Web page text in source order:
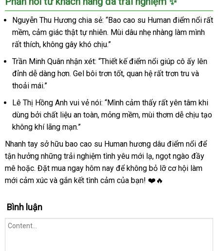
Nguyễn Thu Hương chia sẻ: “Bao cao su Human điểm nổi rất
mềm, cảm giác thật tự nhiên. Mùi dâu nhẹ nhàng làm mình
rất thích, không gây khó chịu.”
Trần Minh Quân nhận xét: “Thiết kế điểm nổi giúp cô ấy lên
đỉnh dễ dàng hơn. Gel bôi trơn tốt, quan hệ rất trơn tru và
thoải mái.”
Lê Thị Hồng Anh vui vẻ nói: “Mình cảm thấy rất yên tâm khi
dùng bởi chất liệu an toàn, mỏng mềm, mùi thơm dễ chịu tạo
không khí lãng mạn.”
Nhanh tay sở hữu bao cao su Human hương dâu điểm nổi để
tận hưởng những trải nghiệm tình yêu mới lạ, ngọt ngào đầy
mê hoặc. Đặt mua ngay hôm nay để không bỏ lỡ cơ hội làm
mới cảm xúc và gắn kết tình cảm của bạn! ❤️🔥
Bình luận